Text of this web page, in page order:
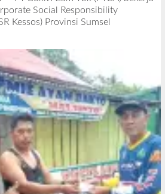
Social Responsibility
Kessos) Provinsi Sumsel